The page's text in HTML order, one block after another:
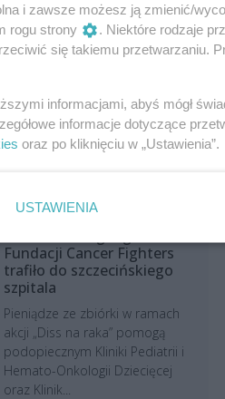
Milion złotych ze słynnej
Fundacji Cancer Fighters
trafiło do szczecińskiego
szpitala
Pieniądze ze zbiórki w ramach
akcji „Diss na raka” pomogą
podopiecznym Kliniki Pediatrii i
Hemato-Onkologii Dziecięcej
oraz Klinik...
i zawsze możesz ją zmienić/
rogu strony
. Niektóre rodzaje
się takiemu przetwarzaniu.
informacjami, abyś mógł
informacje dotyczące
oraz po kliknięciu w „Ustawienia”.
USTAWIENIA